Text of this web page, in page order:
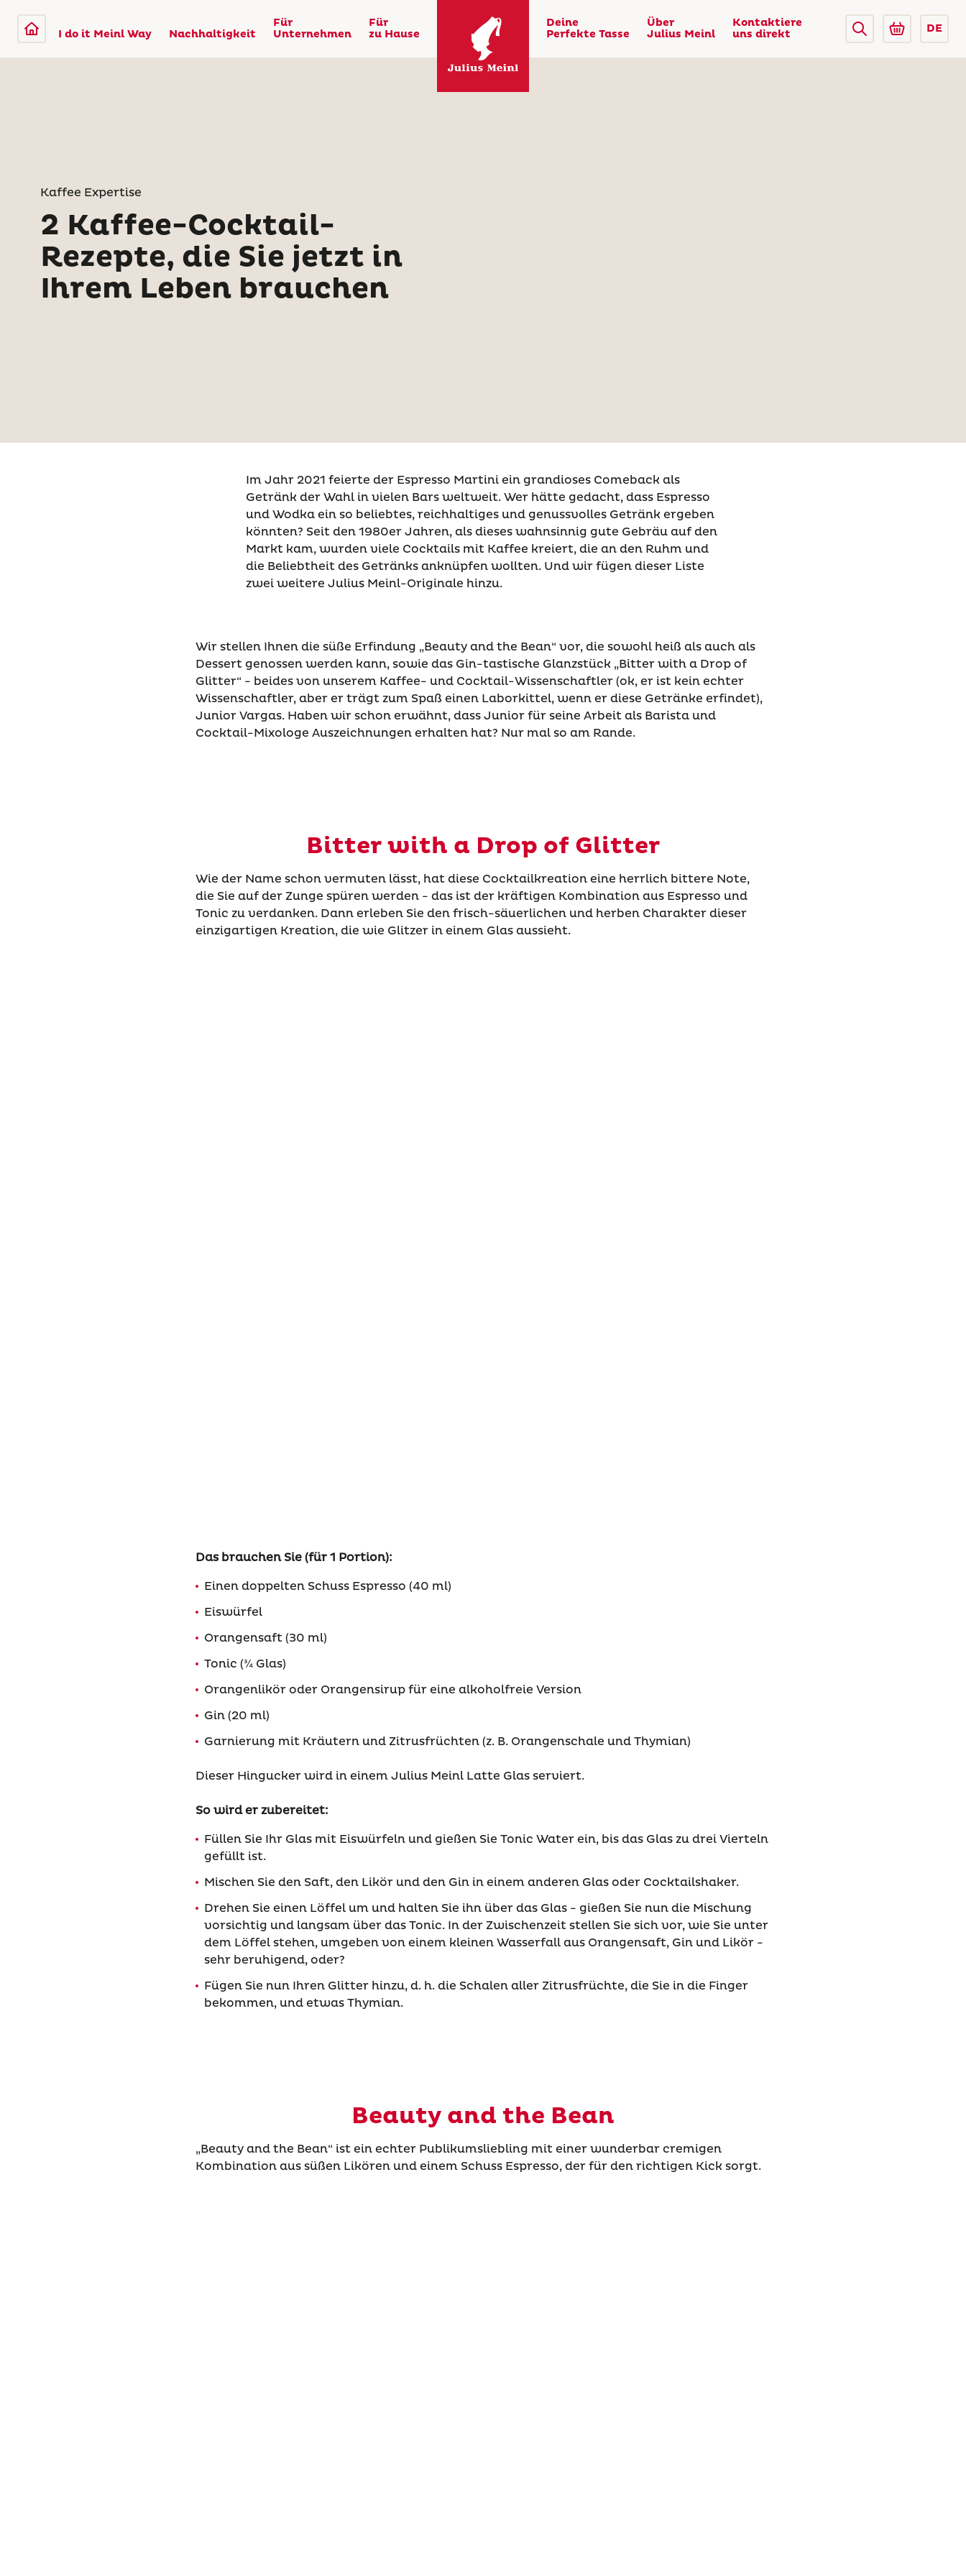
I do it Meinl Way Nachhaltigkeit
Für
Unternehmen
Für
zu Hause
Deine
Perfekte Tasse
Über
Julius Meinl
Kontaktiere
uns direkt
DE
Kaffee Expertise
2 Kaffee-Cocktail-
Rezepte, die Sie jetzt in
Ihrem Leben brauchen
Im Jahr 2021 feierte der Espresso Martini ein grandioses Comeback als
Getränk der Wahl in vielen Bars weltweit. Wer hätte gedacht, dass Espresso
und Wodka ein so beliebtes, reichhaltiges und genussvolles Getränk ergeben
könnten? Seit den 1980er Jahren, als dieses wahnsinnig gute Gebräu auf den
Markt kam, wurden viele Cocktails mit Kaffee kreiert, die an den Ruhm und
die Beliebtheit des Getränks anknüpfen wollten. Und wir fügen dieser Liste
zwei weitere Julius Meinl-Originale hinzu.
Wir stellen Ihnen die süße Erfindung „Beauty and the Bean“ vor, die sowohl heiß als auch als
Dessert genossen werden kann, sowie das Gin-tastische Glanzstück „Bitter with a Drop of
Glitter“ - beides von unserem Kaffee- und Cocktail-Wissenschaftler (ok, er ist kein echter
Wissenschaftler, aber er trägt zum Spaß einen Laborkittel, wenn er diese Getränke erfindet),
Junior Vargas. Haben wir schon erwähnt, dass Junior für seine Arbeit als Barista und
Cocktail-Mixologe Auszeichnungen erhalten hat? Nur mal so am Rande.
Bitter with a Drop of Glitter
Wie der Name schon vermuten lässt, hat diese Cocktailkreation eine herrlich bittere Note,
die Sie auf der Zunge spüren werden - das ist der kräftigen Kombination aus Espresso und
Tonic zu verdanken. Dann erleben Sie den frisch-säuerlichen und herben Charakter dieser
einzigartigen Kreation, die wie Glitzer in einem Glas aussieht.
Das brauchen Sie (für 1 Portion):
Einen doppelten Schuss Espresso (40 ml)
Eiswürfel
Orangensaft (30 ml)
Tonic (¾ Glas)
Orangenlikör oder Orangensirup für eine alkoholfreie Version
Gin (20 ml)
Garnierung mit Kräutern und Zitrusfrüchten (z. B. Orangenschale und Thymian)
Dieser Hingucker wird in einem Julius Meinl Latte Glas serviert.
So wird er zubereitet:
Füllen Sie Ihr Glas mit Eiswürfeln und gießen Sie Tonic Water ein, bis das Glas zu drei Vierteln
gefüllt ist.
Mischen Sie den Saft, den Likör und den Gin in einem anderen Glas oder Cocktailshaker.
Drehen Sie einen Löffel um und halten Sie ihn über das Glas - gießen Sie nun die Mischung
vorsichtig und langsam über das Tonic. In der Zwischenzeit stellen Sie sich vor, wie Sie unter
dem Löffel stehen, umgeben von einem kleinen Wasserfall aus Orangensaft, Gin und Likör -
sehr beruhigend, oder?
Fügen Sie nun Ihren Glitter hinzu, d. h. die Schalen aller Zitrusfrüchte, die Sie in die Finger
bekommen, und etwas Thymian.
Beauty and the Bean
„Beauty and the Bean“ ist ein echter Publikumsliebling mit einer wunderbar cremigen
Kombination aus süßen Likören und einem Schuss Espresso, der für den richtigen Kick sorgt.